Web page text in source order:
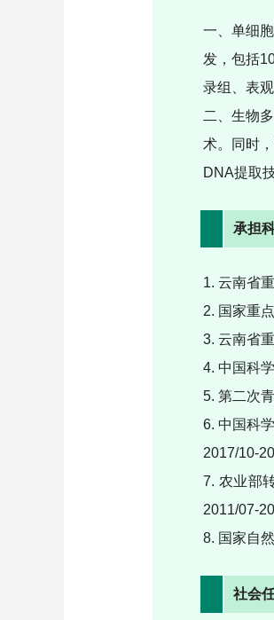
一、单细
发，包括
录组、表
二、生物
术。同时
DNA提取
承担
1. 云南省
2. 国家重
3. 云南省
4. 中国科
5. 第二次
6. 中国科
2017/10-
7. 农业部
2011/07-
8. 国家自
社会